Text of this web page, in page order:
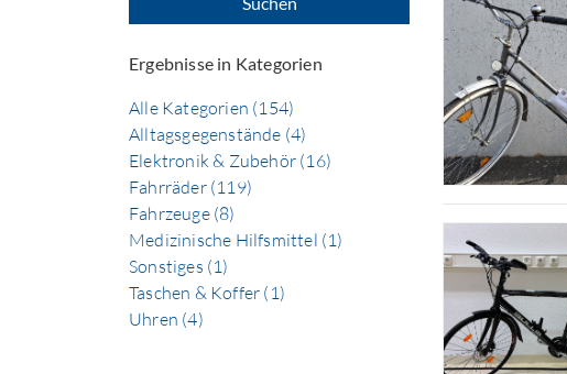
Ergebnisse in Kategorien
Alle Kategorien (154)
Alltagsgegenstände (4)
Elektronik & Zubehör (16)
Fahrräder (119)
Fahrzeuge (8)
Medizinische Hilfsmittel (1)
Sonstiges (1)
Taschen & Koffer (1)
Uhren (4)